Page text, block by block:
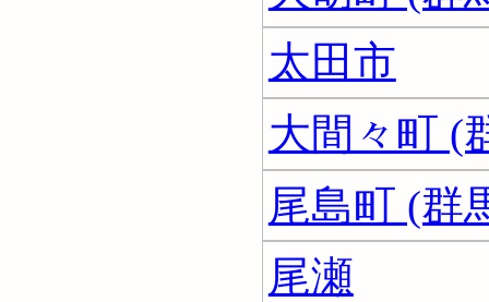
太田市
大間々町 (
尾島町 (群
尾瀬